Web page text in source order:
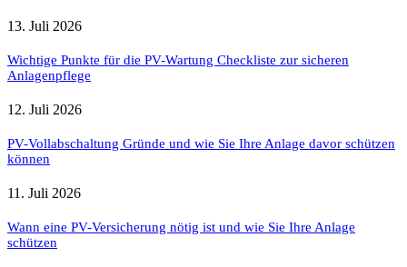
13. Juli 2026
Wichtige Punkte für die PV-Wartung Checkliste zur sicheren
Anlagenpflege
12. Juli 2026
PV-Vollabschaltung Gründe und wie Sie Ihre Anlage davor schützen
können
11. Juli 2026
Wann eine PV-Versicherung nötig ist und wie Sie Ihre Anlage
schützen